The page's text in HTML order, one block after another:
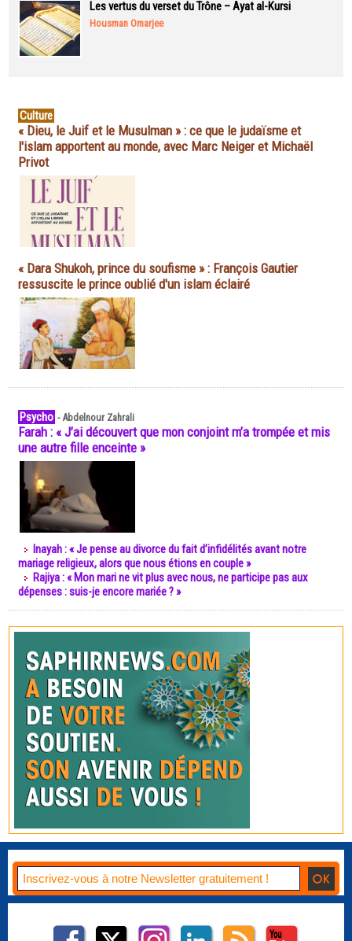
Les vertus du verset du Trône – Ayat al-Kursi
Housman Omarjee
Culture
« Dieu, le Juif et le Musulman » : ce que le judaïsme et
l'islam apportent au monde, avec Marc Neiger et Michaël
Privot
« Dara Shukoh, prince du soufisme » : François Gautier
ressuscite le prince oublié d'un islam éclairé
Psycho -Abdelnour Zahrali
Farah : « J’ai découvert que mon conjoint m’a trompée et mis
une autre fille enceinte »
Inayah : « Je pense au divorce du fait d’infidélités avant notre
mariage religieux, alors que nous étions en couple »
Rajiya : « Mon mari ne vit plus avec nous, ne participe pas aux
dépenses : suis-je encore mariée ? »